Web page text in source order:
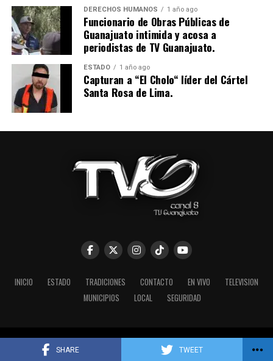
SHARE TWEET
DERECHOS HUMANOS 1 año ago
Funcionario de Obras Públicas de
Guanajuato intimida y acosa a
periodistas de TV Guanajuato.
ESTADO 1 año ago
Capturan a “El Cholo“ líder del Cártel
Santa Rosa de Lima.
INICIO ESTADO TRADICIONES CONTACTO EN VIVO
TELEVISION
MUNICIPIOS
LOCAL SEGURIDAD
TV Guanajuato 2026 Guanajuato México Teléfono 473 73 41004